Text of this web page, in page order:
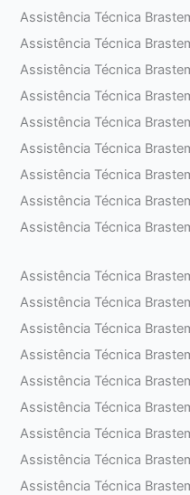
Assistência Técnica
Assistência Técnica
Assistência Técnica
Assistência Técnica
Assistência Técnica
Assistência Técnica
Assistência Técnica
Assistência Técnica
Assistência Técnica
Assistência Técnica
Assistência Técnica
Assistência Técnica
Assistência Técnica
Assistência Técnica
Assistência Técnica
Assistência Técnica
Assistência Técnica
Assistência Técnica